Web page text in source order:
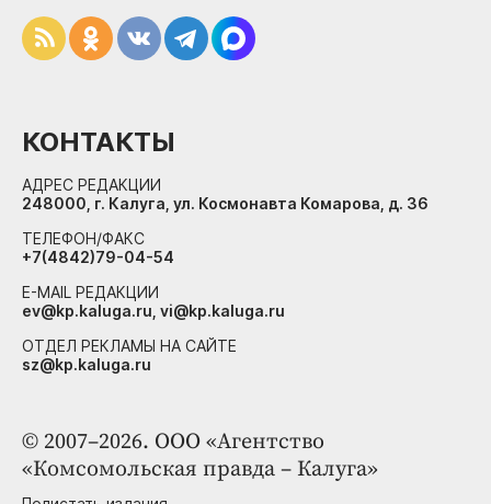
© 2007–2026. ООО «Агентство
«Комсомольская правда – Калуга»
КОНТАКТЫ
АДРЕС РЕДАКЦИИ
248000, г. Калуга, ул. Космонавта Комарова, д. 36
ТЕЛЕФОН/ФАКС
+7(4842)79-04-54
E-MAIL РЕДАКЦИИ
ev@kp.kaluga.ru, vi@kp.kaluga.ru
ОТДЕЛ РЕКЛАМЫ НА САЙТЕ
sz@kp.kaluga.ru